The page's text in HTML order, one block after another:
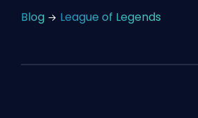
Blog League of Legends